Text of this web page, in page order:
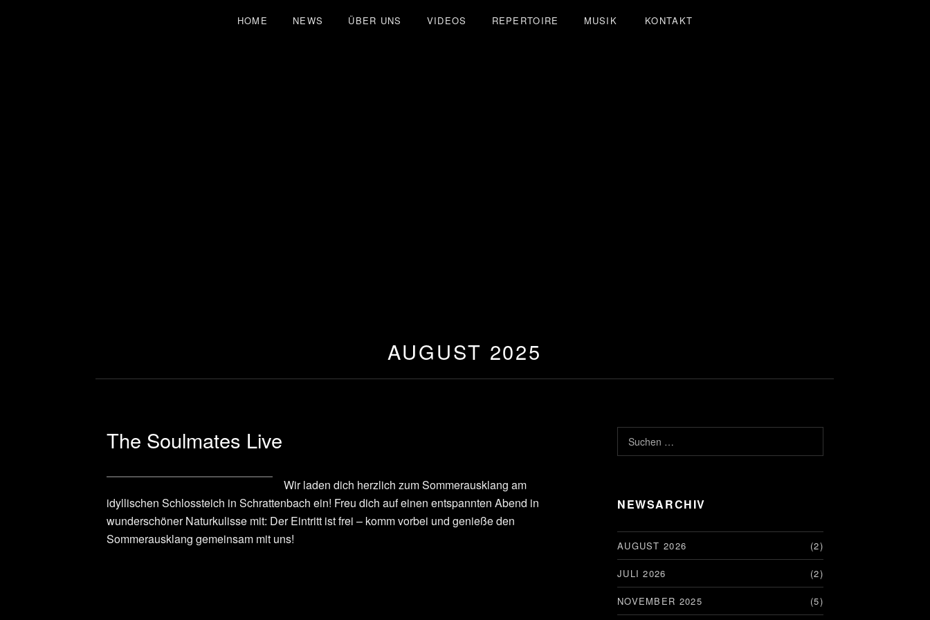
HOME NEWS ÜBER UNS VIDEOS REPERTOIRE MUSIK KONTAKT
AUGUST 2025
The Soulmates Live
Wir laden dich herzlich zum Sommerausklang am
idyllischen Schlossteich in Schrattenbach ein! Freu dich auf einen entspannten Abend in
wunderschöner Naturkulisse mit: Der Eintritt ist frei – komm vorbei und genieße den
Sommerausklang gemeinsam mit uns!
Suchen nach:
NEWSARCHIV
AUGUST 2026 (2)
JULI 2026 (2)
NOVEMBER 2025 (5)